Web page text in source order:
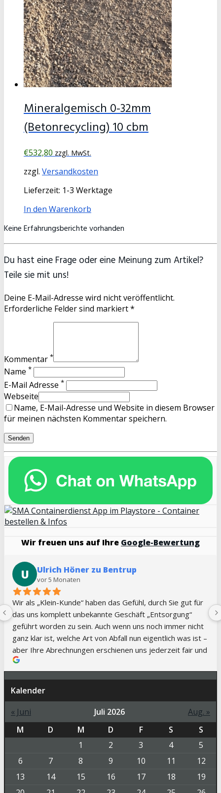
Mineralgemisch 0-32mm
(Betonrecycling) 10 cbm
€532,80 zzgl. MwSt.
zzgl. Versandkosten
Lieferzeit: 1-3 Werktage
In den Warenkorb
Keine Erfahrungsberichte vorhanden
Du hast eine Frage oder eine Meinung zum Artikel?
Teile sie mit uns!
Deine E-Mail-Adresse wird nicht veröffentlicht.
Erforderliche Felder sind markiert *
Kommentar *
Name *
E-Mail Adresse *
Webseite
Name, E-Mail-Adresse und Website in diesem Browser
für meinen nächsten Kommentar speichern.
Wir freuen uns auf Ihre Google-Bewertung
U Ulrich Höner zu Bentrup
vor 5 Monaten
Wir als „Klein-Kunde“ haben das Gefühl, durch Sie gut für
das uns komplett unbekannte Geschäft „Entsorgung“
geführt worden zu sein. Auch wenn uns noch immer nicht
ganz klar ist, welche Art von Abfall nun eigentlich was ist –
aber Ihre Abrechnungen erschienen uns jederzeit fair und
nachvollziehbar. Auch der telefonische Kontakt mit Ihnen
war immer klasse – immer einen kompetenten
Ansprechpartner und schnelle Abstimmungen
Kalender
« Juni
Juli 2026
Aug. »
M
D M D F S
S
1
2 3 4
5
6
7 8 9 10 11
12
13
14 15 16 17 18
19